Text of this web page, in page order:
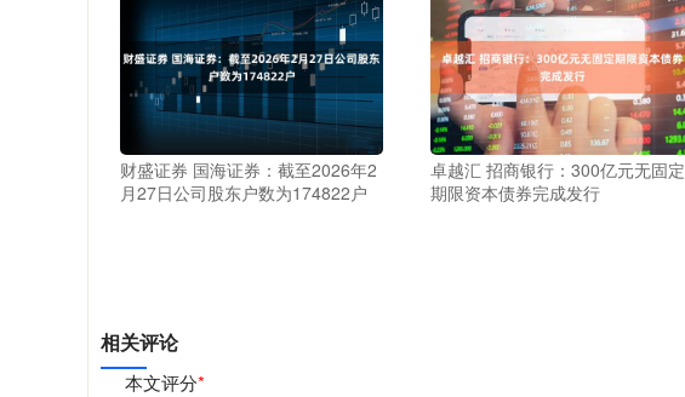
财盛证券 国海证券：截至2026年2
月27日公司股东户数为174822户
卓越汇 招商银行：300亿元无固定
期限资本债券完成发行
相关评论
本文评分*